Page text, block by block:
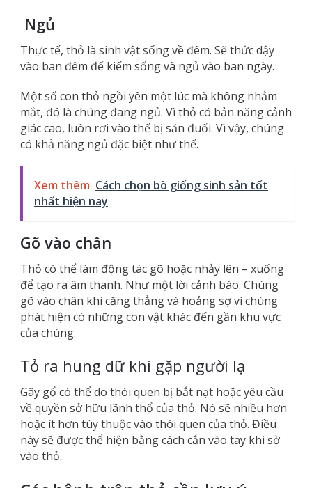
Ngủ
Thực tế, thỏ là sinh vật sống về đêm. Sẽ thức dậy
vào ban đêm để kiếm sống và ngủ vào ban ngày.
Một số con thỏ ngồi yên một lúc mà không nhắm
mắt, đó là chúng đang ngủ. Vì thỏ có bản năng cảnh
giác cao, luôn rơi vào thế bị săn đuổi. Vì vậy, chúng
có khả năng ngủ đặc biệt như thế.
Xem thêm Cách chọn bò giống sinh sản tốt
nhất hiện nay
Gõ vào chân
Thỏ có thể làm động tác gõ hoặc nhảy lên – xuống
để tạo ra âm thanh. Như một lời cảnh báo. Chúng
gõ vào chân khi căng thẳng và hoảng sợ vì chúng
phát hiện có những con vật khác đến gần khu vực
của chúng.
Tỏ ra hung dữ khi gặp người lạ
Gây gổ có thể do thói quen bị bắt nạt hoặc yêu cầu
về quyền sở hữu lãnh thổ của thỏ. Nó sẽ nhiều hơn
hoặc ít hơn tùy thuộc vào thói quen của thỏ. Điều
này sẽ được thể hiện bằng cách cắn vào tay khi sờ
vào thỏ.